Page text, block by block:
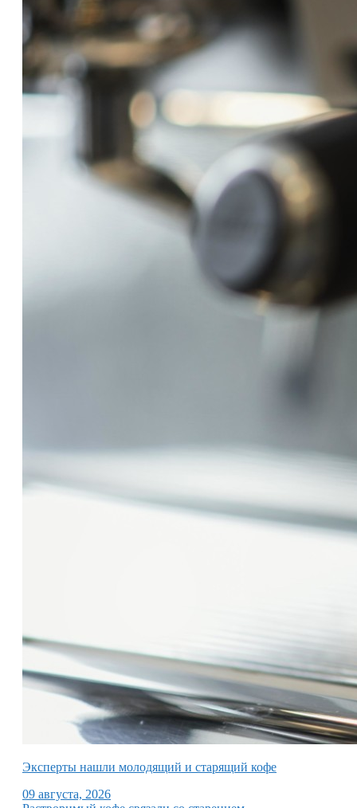
Эксперты нашли молодящий и старящий кофе
09 августа, 2026